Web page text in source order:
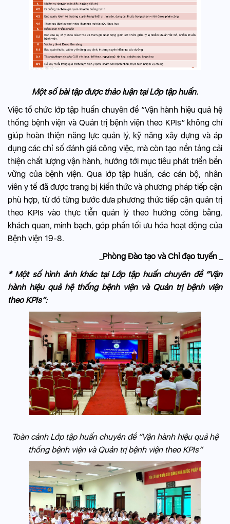
Một số bài tập được thảo luận tại Lớp tập huấn.
Việc tổ chức lớp tập huấn chuyên đề “Vận hành hiệu quả hệ
thống bệnh viện và Quản trị bệnh viện theo KPIs” không chỉ
giúp hoàn thiện năng lực quản lý, kỹ năng xây dựng và áp
dụng các chỉ số đánh giá công việc, mà còn tạo nền tảng cải
thiện chất lượng vận hành, hướng tới mục tiêu phát triển bền
vững của bệnh viện. Qua lớp tập huấn, các cán bộ, nhân
viên y tế đã được trang bị kiến thức và phương pháp tiếp cận
phù hợp, từ đó từng bước đưa phương thức tiếp cận quản trị
theo KPIs vào thực tiễn quản lý theo hướng công bằng,
khách quan, minh bạch, góp phần tối ưu hóa hoạt động của
Bệnh viện 19-8.
_Phòng Đào tạo và Chỉ đạo tuyến _
* Một số hình ảnh khác tại Lớp tập huấn chuyên đề “Vận
hành hiệu quả hệ thống bệnh viện và Quản trị bệnh viện
theo KPIs”:
Toàn cảnh Lớp tập huấn chuyên đề “Vận hành hiệu quả hệ
thống bệnh viện và Quản trị bệnh viện theo KPIs”